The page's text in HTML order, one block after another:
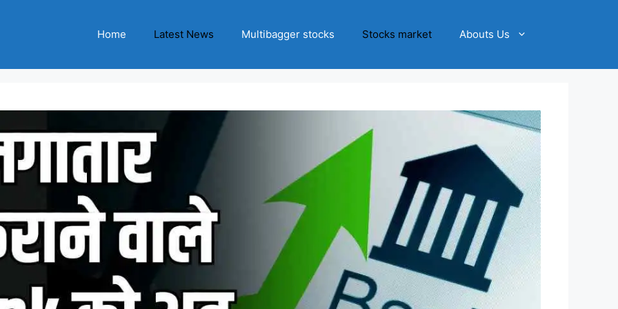
Home Latest News Multibagger stocks Stocks market Abouts Us